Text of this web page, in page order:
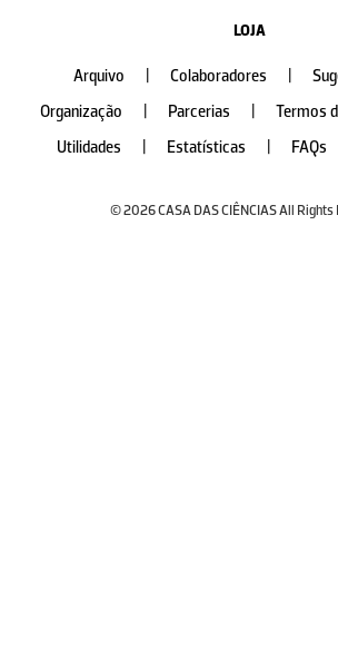
LOJA
Arquivo Colaboradores
Organização
Parcerias Termos
Utilidades
Estatísticas FAQs
© 2026 CASA DAS CIÊNCIAS All Rights